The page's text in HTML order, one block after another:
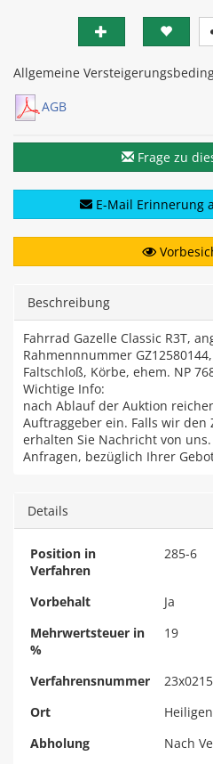
Allgemeine
AGB
Frage zu
E-Mail Erinnerung
Beschreibung
Fahrrad Gazelle Classic R3T,
Rahmennnummer
Faltschloß, Körbe, ehem. NP
Wichtige Info:
nach Ablauf der Auktion
Auftraggeber ein. Falls wir den
erhalten Sie Nachricht von
Anfragen, bezüglich Ihrer
Details
Position in
Verfahren
285-6
Vorbehalt
Ja
Mehrwertsteuer in
%
19
Verfahrensnummer
23x0215
Ort
Abholung
Nach